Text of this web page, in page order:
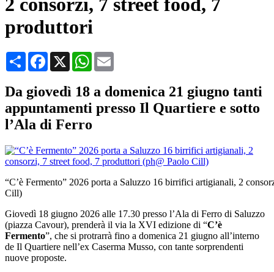
produttori
CondividiFacebook
X WhatsApp
Da giovedì 18 a domenica 21 giugno tanti
appuntamenti presso Il Quartiere e sotto
l’Ala di Ferro
“C’è Fermento” 2026 porta a Saluzzo 16 birrifici artigianali, 2
Cill)
Giovedì 18 giugno 2026 alle 17.30 presso l’Ala di Ferro di Saluzzo
(piazza Cavour), prenderà il via la XVI edizione di “C’è
Fermento”, che si protrarrà fino a domenica 21 giugno all’interno
de Il Quartiere nell’ex Caserma Musso, con tante sorprendenti
nuove proposte.